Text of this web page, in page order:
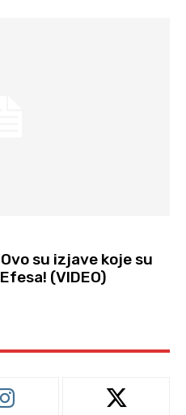
Ovo su izjave koje su
(VIDEO)